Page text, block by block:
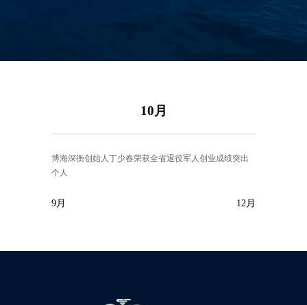
10月
博海深衡创始人丁少春荣获全省退役军人创业成绩突出
个人
9月 12月